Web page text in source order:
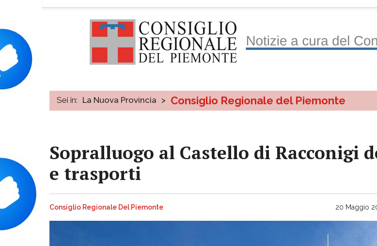
Sei in: La Nuova Provincia > Consiglio Regionale del Piemonte
Sopralluogo al Castello di Racconigi
e trasporti
Consiglio Regionale Del Piemonte 20 Maggio